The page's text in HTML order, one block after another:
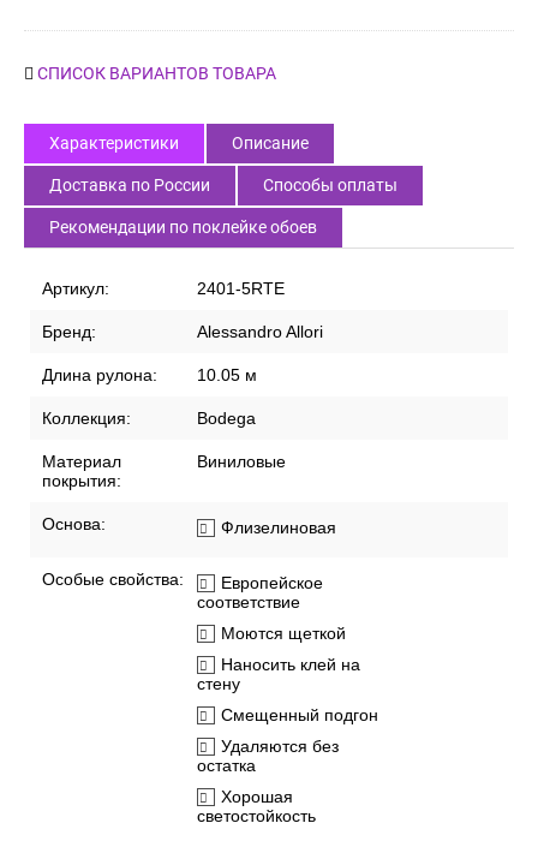
СПИСОК ВАРИАНТОВ ТОВАРА
Характеристики Описание
Доставка по России Способы оплаты
Рекомендации по поклейке обоев
Артикул: 2401-5RTE
Бренд: Alessandro Allori
Длина рулона: 10.05 м
Коллекция: Bodega
Материал
покрытия:
Виниловые
Основа: Флизелиновая
Особые свойства:
Европейское
соответствие
Моются щеткой
Наносить клей на
стену
Смещенный подгон
Удаляются без
остатка
Хорошая
светостойкость